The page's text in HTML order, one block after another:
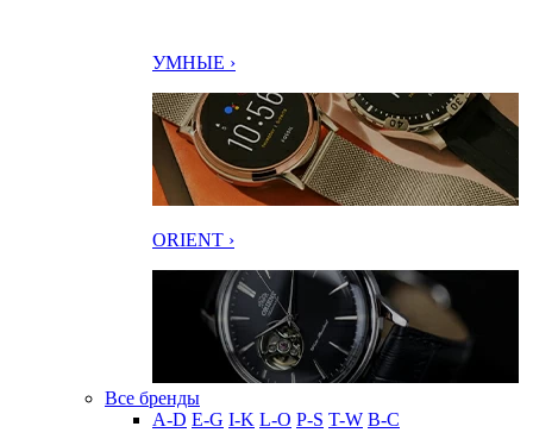
УМНЫЕ ›
ORIENT ›
Все бренды
A-D E-G I-K L-O P-S T-W В-С